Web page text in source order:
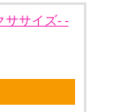
ササイズ- -